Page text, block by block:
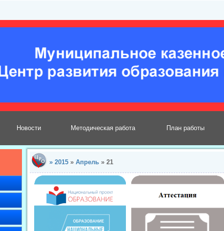
Новости Методическая работа План работы
» 2015 » Апрель » 21